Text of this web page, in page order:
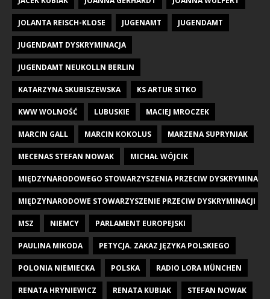
JOLANTA REISCH-KLOSE JUGENAMT JUGENDAMT
JUGENDAMT DYSKRYMINACJA
JUGENDAMT NEUKOLLN BERLIN
KATARZYNA SKUBISZEWSKA KS ARTUR SITKO
KWW WOLNOŚĆ LUBUSKIE MACIEJ MROCZEK
MARCIN GALL MARCIN KOKOLUS MARZENA SUPRYNIAK
MECENAS STEFAN NOWAK MICHAŁ WÓJCIK
MIĘDZYNARODOWEGO STOWARZYSZENIA PRZECIW
MIĘDZYNARODOWE STOWARZYSZENIE PRZECIW DYSKRYMINACJI
MSZ NIEMCY PARLAMENT EUROPEJSKI
PAULINA MIKODA PETYCJA. ZAKAZ JĘZYKA POLSKIEGO
POLONIA NIEMIECKA POLSKA RADIO LORA MÜNCHEN
RENATA HRYNIEWICZ RENATA KUBIAK STEFAN NOWAK